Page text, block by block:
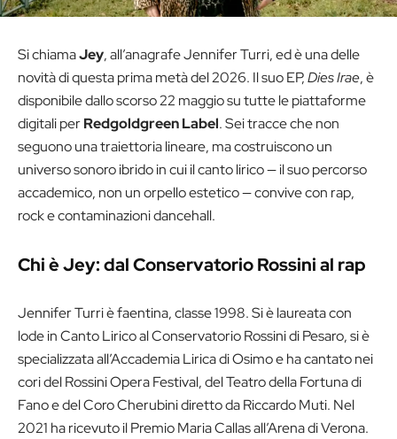
Si chiamaJey, all’anagrafe Jennifer Turri, ed è una delle
novità di questa prima metà del 2026. Il suo EP,Dies Irae, è
disponibile dallo scorso 22 maggio su tutte le piattaforme
digitali perRedgoldgreen Label. Sei tracce che non
seguono una traiettoria lineare, ma costruiscono un
universo sonoro ibrido in cui il canto lirico — il suo percorso
accademico, non un orpello estetico — convive con rap,
rock e contaminazioni dancehall.
Chi è Jey: dal Conservatorio Rossini al rap
Jennifer Turri è faentina, classe 1998. Si è laureata con
lode in Canto Lirico al Conservatorio Rossini di Pesaro, si è
specializzata all’Accademia Lirica di Osimo e ha cantato nei
cori del Rossini Opera Festival, del Teatro della Fortuna di
Fano e del Coro Cherubini diretto da Riccardo Muti. Nel
2021 ha ricevuto il Premio Maria Callas all’Arena di Verona.